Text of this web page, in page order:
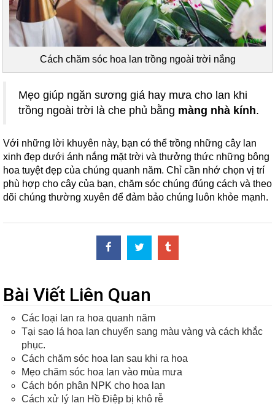
Cách chăm sóc hoa lan trồng ngoài trời nắng
Mẹo giúp ngăn sương giá hay mưa cho lan khi
trồng ngoài trời là che phủ bằng màng nhà kính.
Với những lời khuyên này, bạn có thể trồng những cây lan
xinh đẹp dưới ánh nắng mặt trời và thưởng thức những bông
hoa tuyệt đẹp của chúng quanh năm. Chỉ cần nhớ chọn vị trí
phù hợp cho cây của bạn, chăm sóc chúng đúng cách và theo
dõi chúng thường xuyên để đảm bảo chúng luôn khỏe mạnh.
Bài Viết Liên Quan
Các loại lan ra hoa quanh năm
Tại sao lá hoa lan chuyển sang màu vàng và cách khắc
phục.
Cách chăm sóc hoa lan sau khi ra hoa
Mẹo chăm sóc hoa lan vào mùa mưa
Cách bón phân NPK cho hoa lan
Cách xử lý lan Hồ Điệp bị khô rễ